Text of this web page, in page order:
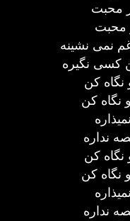
محبت
محبت
نمی نشینه
کسی نگیره
کن
نگاه کن
نداره
کن
نگاه کن
نداره